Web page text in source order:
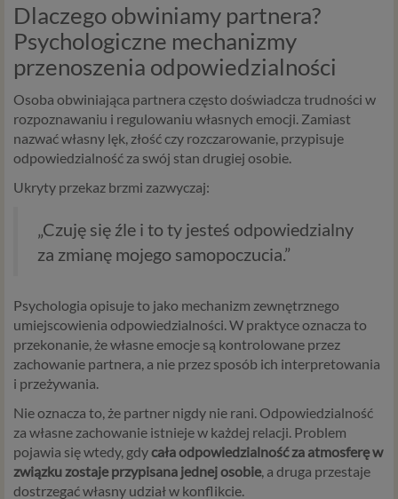
Dlaczego obwiniamy partnera?
Psychologiczne mechanizmy
przenoszenia odpowiedzialności
Osoba obwiniająca partnera często doświadcza trudności w
rozpoznawaniu i regulowaniu własnych emocji. Zamiast
nazwać własny lęk, złość czy rozczarowanie, przypisuje
odpowiedzialność za swój stan drugiej osobie.
Ukryty przekaz brzmi zazwyczaj:
„Czuję się źle i to ty jesteś odpowiedzialny
za zmianę mojego samopoczucia.”
Psychologia opisuje to jako mechanizm zewnętrznego
umiejscowienia odpowiedzialności. W praktyce oznacza to
przekonanie, że własne emocje są kontrolowane przez
zachowanie partnera, a nie przez sposób ich interpretowania
i przeżywania.
Nie oznacza to, że partner nigdy nie rani. Odpowiedzialność
za własne zachowanie istnieje w każdej relacji. Problem
pojawia się wtedy, gdycała odpowiedzialność za atmosferę w
związku zostaje przypisana jednej osobie, a druga przestaje
dostrzegać własny udział w konflikcie.